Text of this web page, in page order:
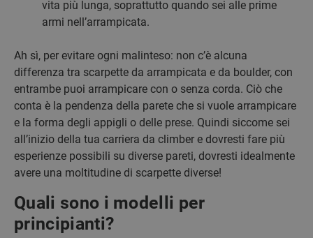
vita più lunga, soprattutto quando sei alle prime
armi nell’arrampicata.
Ah sì, per evitare ogni malinteso: non c’è alcuna
differenza tra scarpette da arrampicata e da boulder, con
entrambe puoi arrampicare con o senza corda. Ciò che
conta è la pendenza della parete che si vuole arrampicare
e la forma degli appigli o delle prese. Quindi siccome sei
all’inizio della tua carriera da climber e dovresti fare più
esperienze possibili su diverse pareti, dovresti idealmente
avere una moltitudine di scarpette diverse!
Quali sono i modelli per
principianti?